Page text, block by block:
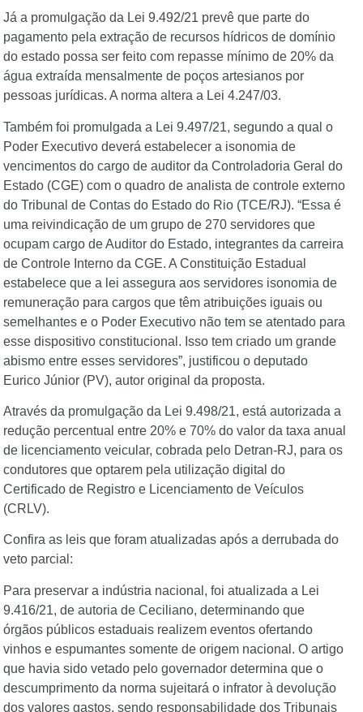
Já a promulgação da Lei 9.492/21 prevê que parte do
pagamento pela extração de recursos hídricos de domínio
do estado possa ser feito com repasse mínimo de 20% da
água extraída mensalmente de poços artesianos por
pessoas jurídicas. A norma altera a Lei 4.247/03.
Também foi promulgada a Lei 9.497/21, segundo a qual o
Poder Executivo deverá estabelecer a isonomia de
vencimentos do cargo de auditor da Controladoria Geral do
Estado (CGE) com o quadro de analista de controle externo
do Tribunal de Contas do Estado do Rio (TCE/RJ). “Essa é
uma reivindicação de um grupo de 270 servidores que
ocupam cargo de Auditor do Estado, integrantes da carreira
de Controle Interno da CGE. A Constituição Estadual
estabelece que a lei assegura aos servidores isonomia de
remuneração para cargos que têm atribuições iguais ou
semelhantes e o Poder Executivo não tem se atentado para
esse dispositivo constitucional. Isso tem criado um grande
abismo entre esses servidores”, justificou o deputado
Eurico Júnior (PV), autor original da proposta.
Através da promulgação da Lei 9.498/21, está autorizada a
redução percentual entre 20% e 70% do valor da taxa anual
de licenciamento veicular, cobrada pelo Detran-RJ, para os
condutores que optarem pela utilização digital do
Certificado de Registro e Licenciamento de Veículos
(CRLV).
Confira as leis que foram atualizadas após a derrubada do
veto parcial:
Para preservar a indústria nacional, foi atualizada a Lei
9.416/21, de autoria de Ceciliano, determinando que
órgãos públicos estaduais realizem eventos ofertando
vinhos e espumantes somente de origem nacional. O artigo
que havia sido vetado pelo governador determina que o
descumprimento da norma sujeitará o infrator à devolução
dos valores gastos, sendo responsabilidade dos Tribunais